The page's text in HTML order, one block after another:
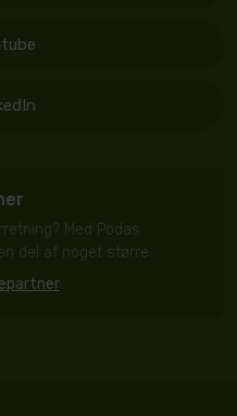
Med Podas
del af noget større.